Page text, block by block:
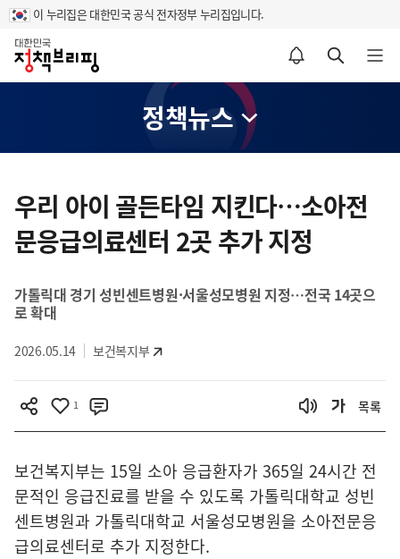
이 누리집은 대한민국 공식 전자정부 누리집입니다.
홈
알림설정 바로가기 검색 바로가기 메뉴 열기
정책뉴스
텐
츠
영
우리 아이 골든타임 지킨다…소아전
문응급의료센터 2곳 추가 지정
가톨릭대 경기 성빈센트병원·서울성모병원 지정…전국 14곳으
로 확대
2026.05.14 보건복지부
1 목록
보건복지부는 15일 소아 응급환자가 365일 24시간 전
문적인 응급진료를 받을 수 있도록 가톨릭대학교 성빈
센트병원과 가톨릭대학교 서울성모병원을 소아전문응
급의료센터로 추가 지정한다.